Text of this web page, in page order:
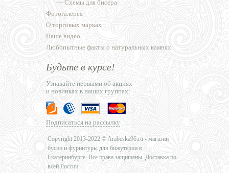
— Схемы для бисера
Фотогалерея
О торговых марках
Наше видео
Любопытные факты о натуральных камнях
Будьте в курсе!
Узнавайте первыми об акциях
и новинках в наших группах:
Подписаться на рассылку
Copyright 2013-2022 © Arabeska96.ru - магазин
бусин и фурнитуры для бижутерии в
Екатеринбурге. Все права защищены. Доставка по
всей России.